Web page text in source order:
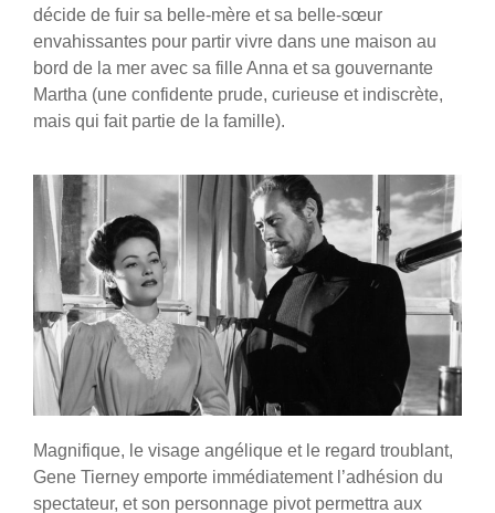
décide de fuir sa belle-mère et sa belle-sœur
envahissantes pour partir vivre dans une maison au
bord de la mer avec sa fille Anna et sa gouvernante
Martha (une confidente prude, curieuse et indiscrète,
mais qui fait partie de la famille).
Magnifique, le visage angélique et le regard troublant,
Gene Tierney emporte immédiatement l’adhésion du
spectateur, et son personnage pivot permettra aux